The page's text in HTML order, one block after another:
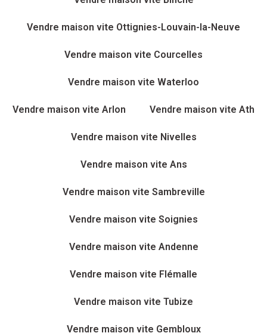
Vendre maison vite Ottignies-Louvain-la-Neuve
Vendre maison vite Courcelles
Vendre maison vite Waterloo
Vendre maison vite Arlon Vendre maison vite Ath
Vendre maison vite Nivelles
Vendre maison vite Ans
Vendre maison vite Sambreville
Vendre maison vite Soignies
Vendre maison vite Andenne
Vendre maison vite Flémalle
Vendre maison vite Tubize
Vendre maison vite Gembloux